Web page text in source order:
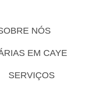
NÓS
EM CAYE
SERVIÇOS